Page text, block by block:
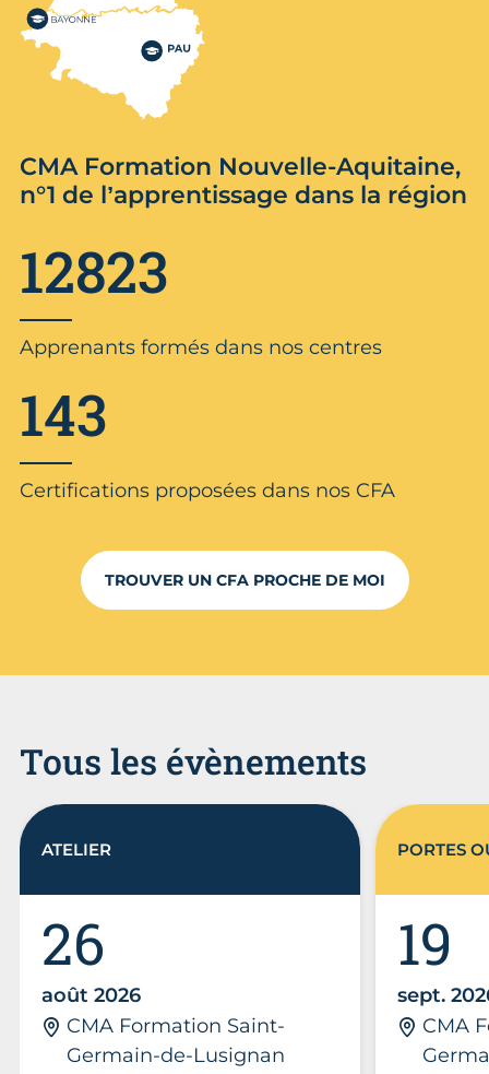
CMA Formation Nouvelle-Aquitaine,
n°1 de l’apprentissage dans la région
12823
Apprenants formés dans nos centres
143
Certifications proposées dans nos CFA
TROUVER UN CFA PROCHE DE MOI
Tous les évènements
26
août 2026
CMA Formation Saint-
Germain-de-Lusignan
ATELIER
19
sept.
CMA
PORTES